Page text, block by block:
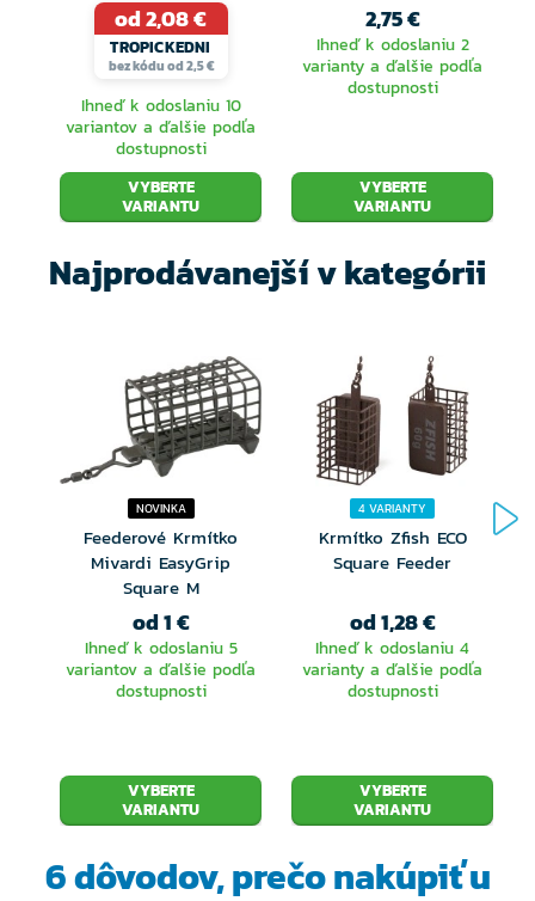
od 2,08 €
TROPICKEDNI
bez kódu od 2,5 €
Ihneď k odoslaniu 10
variantov a ďalšie podľa
dostupnosti
VYBERTE
VARIANTU
2,75 €
Ihneď k odoslaniu 2
varianty a ďalšie podľa
dostupnosti
VYBERTE
VARIANTU
Najprodávanejší v kategórii
NOVINKA
Feederové Krmítko
Mivardi EasyGrip
Square M
od 1 €
Ihneď k odoslaniu 5
variantov a ďalšie podľa
dostupnosti
VYBERTE
VARIANTU
4 VARIANTY
Krmítko Zfish ECO
Square Feeder
od 1,28 €
Ihneď k odoslaniu 4
varianty a ďalšie podľa
dostupnosti
VYBERTE
VARIANTU
6 dôvodov, prečonakúpiť u